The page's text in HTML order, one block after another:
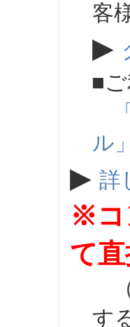
客
▶
■ご
ル」
▶ 詳
※コ
て
（
す